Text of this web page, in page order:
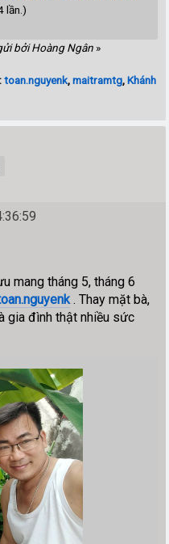
lần.)
bởi Hoàng Ngân »
toan.nguyenk,maitramtg,Khánh
mang tháng 5, tháng 6
. Thay mặt bà,
gia đình thật nhiều sức